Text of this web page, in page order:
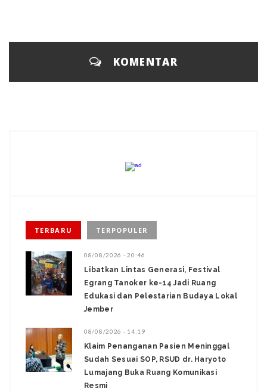
KOMENTAR
TERBARU TERPOPULER
08/08/2026 - 20:46
Libatkan Lintas Generasi, Festival
Egrang Tanoker ke-14 Jadi Ruang
Edukasi dan Pelestarian Budaya Lokal
Jember
08/08/2026 - 14:19
Klaim Penanganan Pasien Meninggal
Sudah Sesuai SOP, RSUD dr. Haryoto
Lumajang Buka Ruang Komunikasi
Resmi